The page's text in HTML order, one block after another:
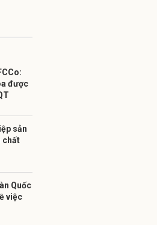
được
sản
chất
Quốc
việc